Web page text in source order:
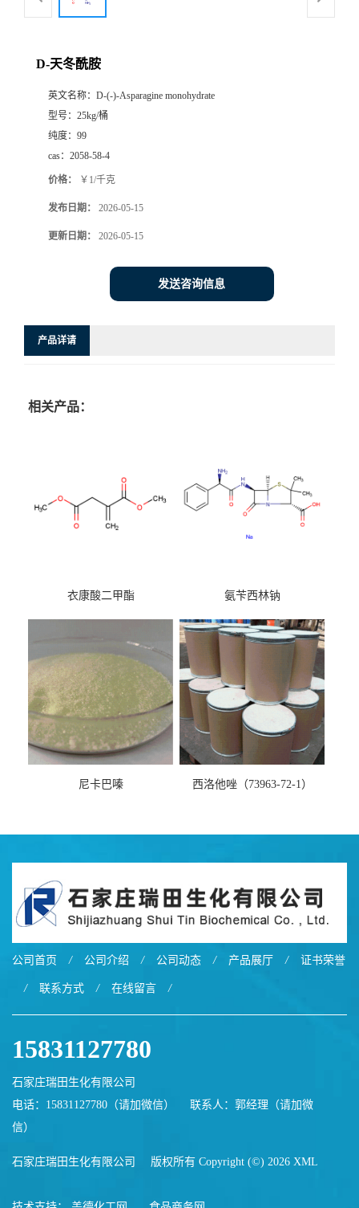
D-天冬酰胺
英文名称： D-(-)-Asparagine monohydrate
型号： 25kg/桶
纯度： 99
cas： 2058-58-4
价格： ￥1/千克
发布日期： 2026-05-15
更新日期： 2026-05-15
发送咨询信息
产品详请
相关产品：
衣康酸二甲酯 氨苄西林钠
尼卡巴嗪 西洛他唑（73963-72-1）
公司首页 / 公司介绍 / 公司动态 / 产品展厅 / 证书荣誉
/ 联系方式 / 在线留言 /
15831127780
石家庄瑞田生化有限公司
电话：15831127780（请加微信）
联系人：郭经理（请加微
信）
石家庄瑞田生化有限公司 版权所有 Copyright (©) 2026 XML